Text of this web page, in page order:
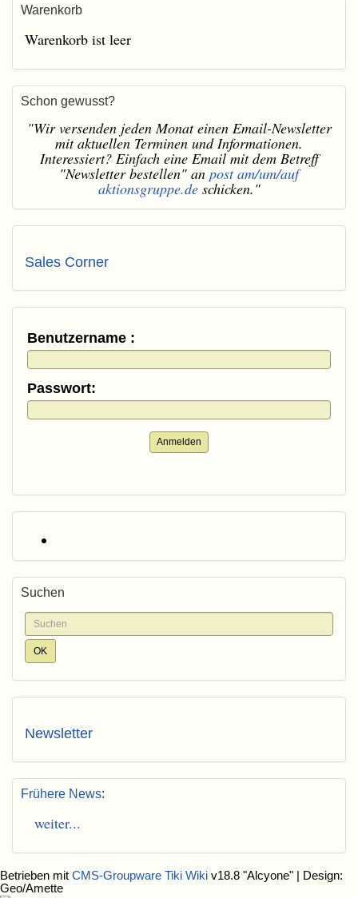
Warenkorb
Warenkorb ist leer
Schon gewusst?
"Wir versenden jeden Monat einen Email-Newsletter
mit aktuellen Terminen und Informationen.
Interessiert? Einfach eine Email mit dem Betreff
"Newsletter bestellen" an post am/um/auf
aktionsgruppe.deschicken."
Sales Corner
Benutzername :
Passwort:
Anmelden
Suchen
Newsletter
Frühere News:
weiter...
Betrieben mit CMS-Groupware Tiki Wiki v18.8 "Alcyone" | Design:
Geo/Amette